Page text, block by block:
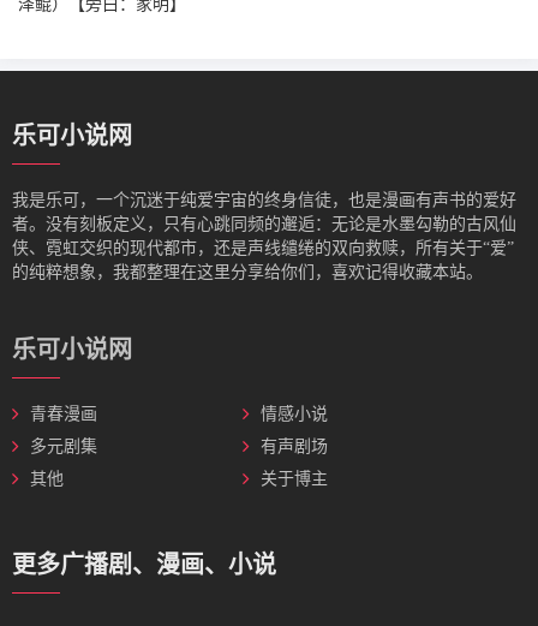
泽鲲）【旁白：家明】
乐可小说网
我是‌乐可，一个沉迷于纯爱宇宙的终身信徒，也是漫画有声书的爱好
者。没有刻板定义，只有心跳同频的邂逅：无论是水墨勾勒的古风仙
侠、霓虹交织的现代都市，还是声线缱绻的双向救赎，所有关于“爱”
的纯粹想象，我都整理在这里分享给你们，喜欢记得收藏本站。
乐可小说网
青春漫画
情感小说
多元剧集
有声剧场
其他
关于博主
更多广播剧、漫画、小说